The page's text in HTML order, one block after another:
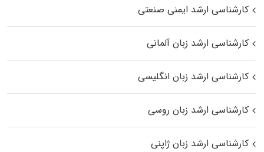
کارشناسی ارشد ایمنی صنعتی
کارشناسی ارشد زبان آلمانی
کارشناسی ارشد زبان انگلیسی
کارشناسی ارشد زبان روسی
کارشناسی ارشد زبان ژاپنی